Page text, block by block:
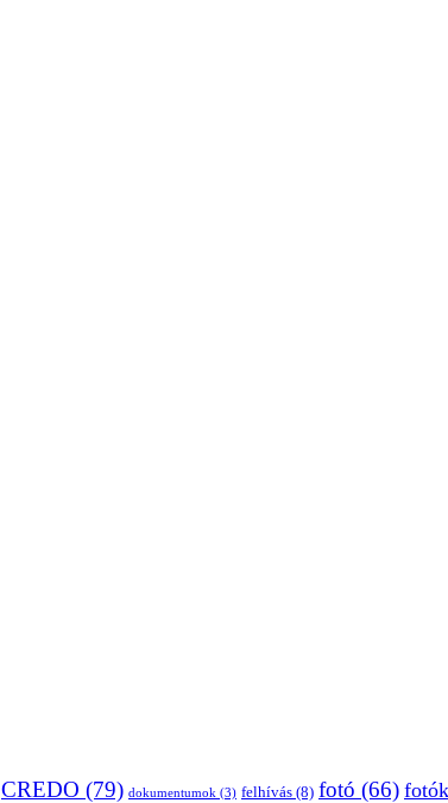
CREDO (79) dokumentumok (3) felhívás (8) fotó (66) fotók